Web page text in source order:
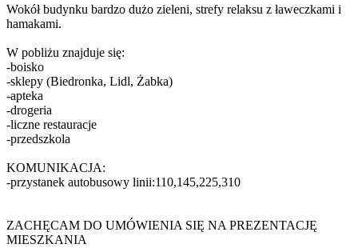
Wokół budynku bardzo dużo zieleni, strefy relaksu z ławeczkami i
hamakami.
W pobliżu znajduje się:
-boisko
-sklepy (Biedronka, Lidl, Żabka)
-apteka
-drogeria
-liczne restauracje
-przedszkola
KOMUNIKACJA:
-przystanek autobusowy linii:110,145,225,310
ZACHĘCAM DO UMÓWIENIA SIĘ NA PREZENTACJĘ
MIESZKANIA